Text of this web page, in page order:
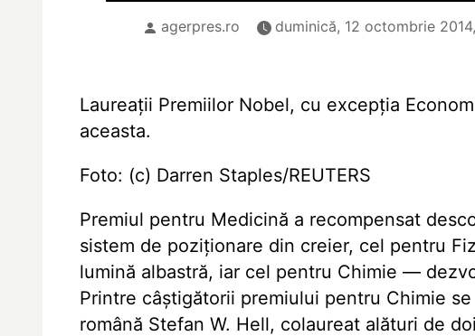
agerpres.ro duminică, 12 octombrie
Laureații Premiilor Nobel, cu excepția
aceasta.
Foto: (c) Darren Staples/REUTERS
Premiul pentru Medicină a recompensat
sistem de poziționare din creier, cel pentru
lumină albastră, iar cel pentru Chimie —
Printre câștigătorii premiului pentru Chimie
română Stefan W. Hell, colaureat alături de